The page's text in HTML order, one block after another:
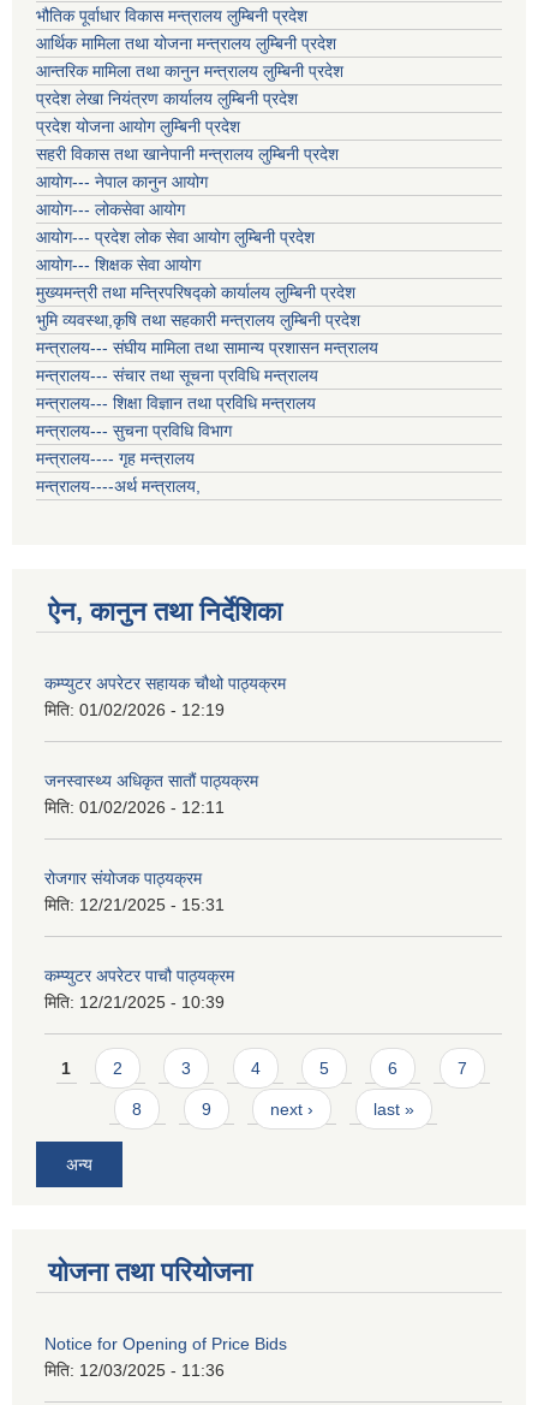
भौतिक पूर्वाधार विकास मन्त्रालय लुम्बिनी प्रदेश
आर्थिक मामिला तथा योजना मन्त्रालय लुम्बिनी प्रदेश
आन्तरिक मामिला तथा कानुन मन्त्रालय लुम्बिनी प्रदेश
प्रदेश लेखा नियंत्रण कार्यालय लुम्बिनी प्रदेश
प्रदेश योजना आयोग लुम्बिनी प्रदेश
सहरी विकास तथा खानेपानी मन्त्रालय लुम्बिनी प्रदेश
आयोग--- नेपाल कानुन आयोग
आयोग--- लोकसेवा आयोग
आयोग--- प्रदेश लोक सेवा आयोग लुम्बिनी प्रदेश
आयोग--- शिक्षक सेवा आयोग
मुख्यमन्त्री तथा मन्त्रिपरिषद्को कार्यालय लुम्बिनी प्रदेश
भुमि व्यवस्था,कृषि तथा सहकारी मन्त्रालय लुम्बिनी प्रदेश
मन्त्रालय--- संघीय मामिला तथा सामान्य प्रशासन मन्त्रालय
मन्त्रालय--- संचार तथा सूचना प्रविधि मन्त्रालय
मन्त्रालय--- शिक्षा विज्ञान तथा प्रविधि मन्त्रालय
मन्त्रालय--- सुचना प्रविधि विभाग
मन्त्रालय---- गृह मन्त्रालय
मन्त्रालय----अर्थ मन्त्रालय,
ऐन, कानुन तथा निर्देशिका
कम्प्युटर अपरेटर सहायक चौथो पाठ्यक्रम
मिति: 01/02/2026 - 12:19
जनस्वास्थ्य अधिकृत सातौं पाठ्यक्रम
मिति: 01/02/2026 - 12:11
रोजगार संयोजक पाठ्यक्रम
मिति: 12/21/2025 - 15:31
कम्प्युटर अपरेटर पाचौ पाठ्यक्रम
मिति: 12/21/2025 - 10:39
Pages
1 2 3 4 5 6 7
8 9 next › last »
अन्य
योजना तथा परियोजना
Notice for Opening of Price Bids
मिति: 12/03/2025 - 11:36